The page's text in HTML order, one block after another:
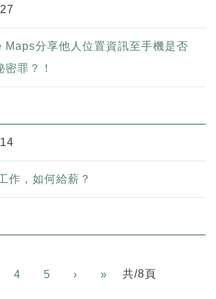
Maps分享他人位置資訊至手機是否
罪？！
作，如何給薪？
4 5 › » Next共/8頁